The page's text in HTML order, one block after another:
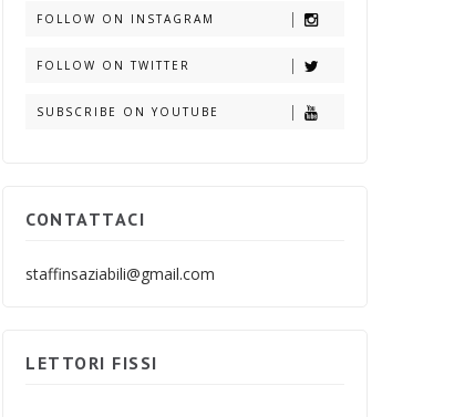
FOLLOW ON INSTAGRAM
FOLLOW ON TWITTER
SUBSCRIBE ON YOUTUBE
CONTATTACI
staffinsaziabili@gmail.com
LETTORI FISSI